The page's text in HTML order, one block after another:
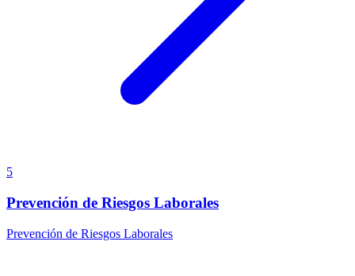
5
Prevención de Riesgos Laborales
Prevención de Riesgos Laborales